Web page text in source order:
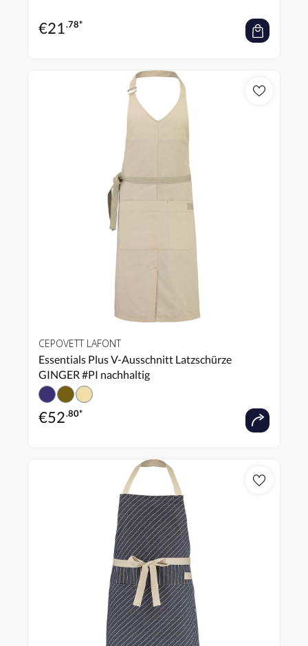
€21.78*
CEPOVETT LAFONT
Essentials Plus V-Ausschnitt Latzschürze
GINGER #PI nachhaltig
€52.80*